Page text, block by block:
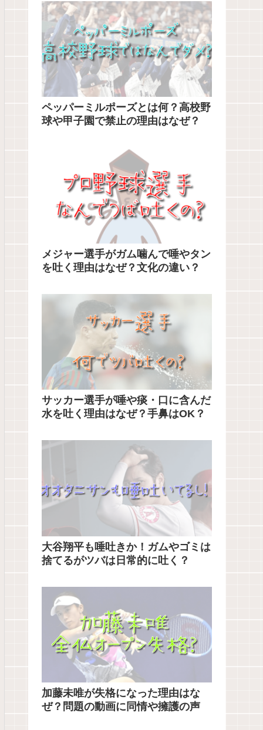
ペッパーミルポーズとは何？高校野
球や甲子園で禁止の理由はなぜ？
メジャー選手がガム噛んで唾やタン
を吐く理由はなぜ？文化の違い？
サッカー選手が唾や痰・口に含んだ
水を吐く理由はなぜ？手鼻はOK？
大谷翔平も唾吐きか！ガムやゴミは
捨てるがツバは日常的に吐く？
加藤未唯が失格になった理由はな
ぜ？問題の動画に同情や擁護の声